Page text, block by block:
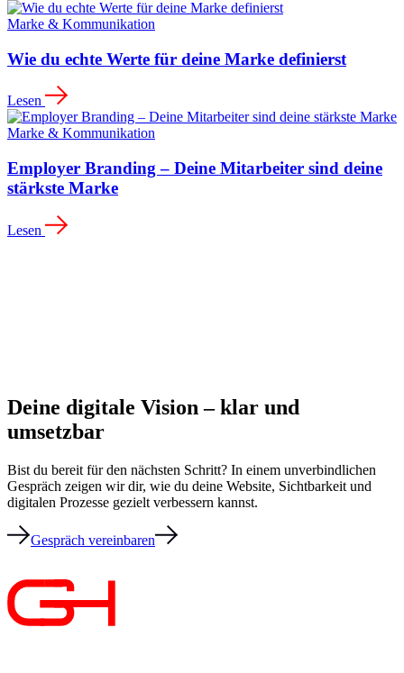
Marke & Kommunikation
Wie du echte Werte für deine Marke definierst
Lesen
Marke & Kommunikation
Employer Branding – Deine Mitarbeiter sind deine
stärkste Marke
Lesen
Deine digitale Vision – klar und
umsetzbar
Bist du bereit für den nächsten Schritt? In einem unverbindlichen
Gespräch zeigen wir dir, wie du deine Website, Sichtbarkeit und
digitalen Prozesse gezielt verbessern kannst.
Gespräch vereinbaren